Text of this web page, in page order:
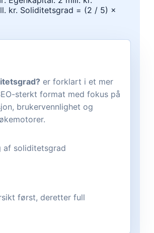
kr. Soliditetsgrad = (2 / 5) ×
er forklart i et mer
sterkt format med fokus på
brukervennlighet og
af soliditetsgrad
først, deretter full